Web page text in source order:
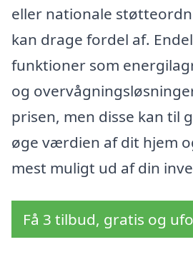
eller nationale
kan drage fordel af.
funktioner som
og
prisen, men disse kan til
øge værdien af dit hjem
mest muligt ud af din
Få 3 tilbud, gratis og